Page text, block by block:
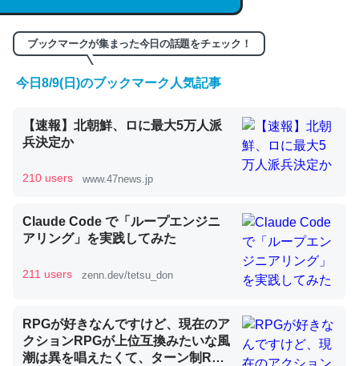
コオロギのカルシウム分はエビの600分の1程度。
─ニュース :: 【研究発表】昆虫学の大問題＝「昆虫はなぜ海にいな
いのか」に関する新仮説
論文では「淡水はカルシウムも酸素も不足してて両方に不
利だから両方が拮抗してるのでは」とあって面白い。海に
ずキチンを強化してる筈だが、酵素が違うのか？
─ニュース :: 【研究発表】昆虫学の大問題＝「昆虫はなぜ海にいな
いのか」に関する新仮説
ブックマークが集まった今日の話題をチェック！
今日8/9(日)のブックマーク人気記事
【速報】北朝鮮、ロに最大5万人派
兵決定か
210 users www.47news.jp
Claude Code で「ループエンジニ
アリング」を実践してみた
211 users zenn.dev/tetsu_don
RPGが好きなんですけど、現在のア
クションRPGが上位互換みたいな風
潮は異を唱えたくて、ターン制RPG